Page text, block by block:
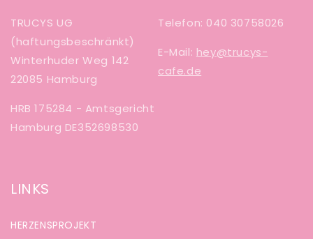
TRUCYS UG
(haftungsbeschränkt)
Winterhuder Weg 142
22085 Hamburg
HRB 175284 - Amtsgericht
Hamburg DE352698530
Telefon: 040 30758026
E-Mail: hey@trucys-
cafe.de
LINKS
HERZENSPROJEKT